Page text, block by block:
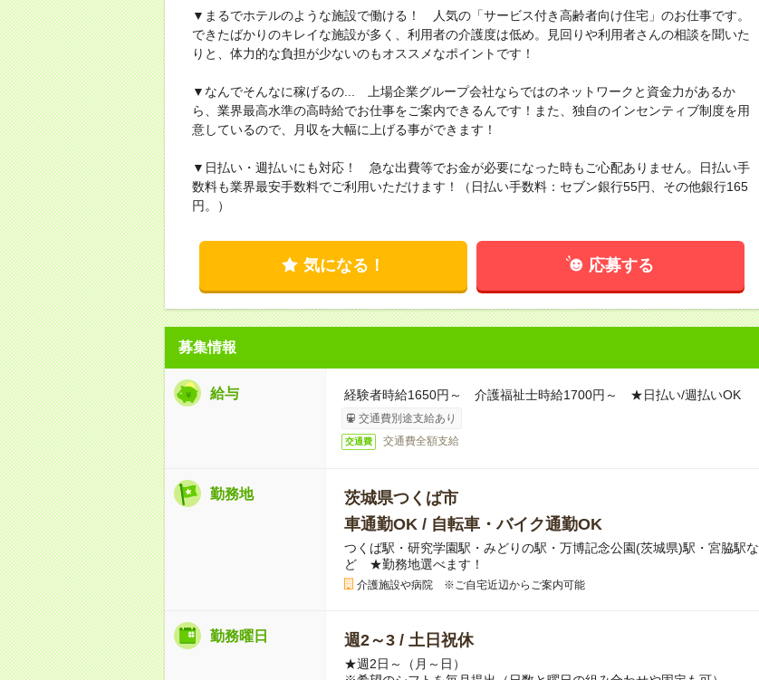
▼まるでホテルのような施設で働ける！ 人気の「サービス付き高齢者向け住宅」のお仕事です。
できたばかりのキレイな施設が多く、利用者の介護度は低め。見回りや利用者さんの相談を聞いた
りと、体力的な負担が少ないのもオススメなポイントです！
▼なんでそんなに稼げるの... 上場企業グループ会社ならではのネットワークと資金力があるか
ら、業界最高水準の高時給でお仕事をご案内できるんです！また、独自のインセンティブ制度を用
意しているので、月収を大幅に上げる事ができます！
▼日払い・週払いにも対応！ 急な出費等でお金が必要になった時もご心配ありません。日払い手
数料も業界最安手数料でご利用いただけます！（日払い手数料：セブン銀行55円、その他銀行165
円。）
気になる！ 応募する
募集情報
給与 経験者時給1650円～ 介護福祉士時給1700円～ ★日払い/週払いOK
交通費別途支給あり
交通費 交通費全額支給
勤務地
茨城県つくば市
車通勤OK / 自転車・バイク通勤OK
つくば駅・研究学園駅・みどりの駅・万博記念公園(茨城県)駅・宮脇駅な
ど ★勤務地選べます！
介護施設や病院 ※ご自宅近辺からご案内可能
勤務曜日 週2～3 / 土日祝休
★週2日～（月～日）